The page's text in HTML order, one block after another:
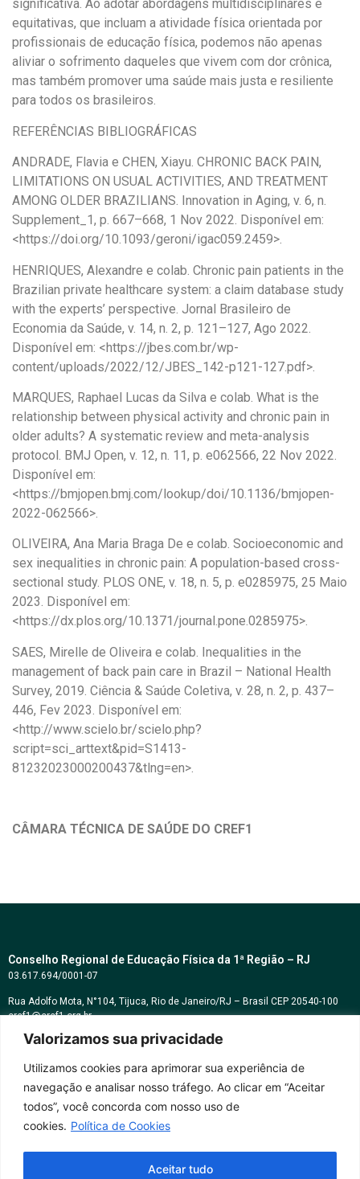
Valorizamos sua privacidade
Utilizamos cookies para aprimorar sua experiência de
navegação e analisar nosso tráfego. Ao clicar em “Aceitar
todos”, você concorda com nosso uso de
cookies. Política de Cookies
Aceitar tudo
significativa. Ao adotar abordagens multidisciplinares e
equitativas, que incluam a atividade física orientada por
profissionais de educação física, podemos não apenas
aliviar o sofrimento daqueles que vivem com dor crônica,
mas também promover uma saúde mais justa e resiliente
para todos os brasileiros.
REFERÊNCIAS BIBLIOGRÁFICAS
ANDRADE, Flavia e CHEN, Xiayu. CHRONIC BACK PAIN,
LIMITATIONS ON USUAL ACTIVITIES, AND TREATMENT
AMONG OLDER BRAZILIANS. Innovation in Aging, v. 6, n.
Supplement_1, p. 667–668, 1 Nov 2022. Disponível em:
<https://doi.org/10.1093/geroni/igac059.2459>.
HENRIQUES, Alexandre e colab. Chronic pain patients in the
Brazilian private healthcare system: a claim database study
with the experts’ perspective. Jornal Brasileiro de
Economia da Saúde, v. 14, n. 2, p. 121–127, Ago 2022.
Disponível em: <https://jbes.com.br/wp-
content/uploads/2022/12/JBES_142-p121-127.pdf>.
MARQUES, Raphael Lucas da Silva e colab. What is the
relationship between physical activity and chronic pain in
older adults? A systematic review and meta-analysis
protocol. BMJ Open, v. 12, n. 11, p. e062566, 22 Nov 2022.
Disponível em:
<https://bmjopen.bmj.com/lookup/doi/10.1136/bmjopen-
2022-062566>.
OLIVEIRA, Ana Maria Braga De e colab. Socioeconomic and
sex inequalities in chronic pain: A population-based cross-
sectional study. PLOS ONE, v. 18, n. 5, p. e0285975, 25 Maio
2023. Disponível em:
<https://dx.plos.org/10.1371/journal.pone.0285975>.
SAES, Mirelle de Oliveira e colab. Inequalities in the
management of back pain care in Brazil – National Health
Survey, 2019. Ciência & Saúde Coletiva, v. 28, n. 2, p. 437–
446, Fev 2023. Disponível em:
<http://www.scielo.br/scielo.php?
script=sci_arttext&pid=S1413-
81232023000200437&tlng=en>.
CÂMARA TÉCNICA DE SAÚDE DO CREF1
Conselho Regional de Educação Física da 1ª Região – RJ
03.617.694/0001-07
Rua Adolfo Mota, N°104, Tijuca, Rio de Janeiro/RJ – Brasil CEP 20540-100
cref1@cref1.org.br
Assessoria de comunicação:
Horários de atendimento:
Whatsapp: (21) 2569-2398